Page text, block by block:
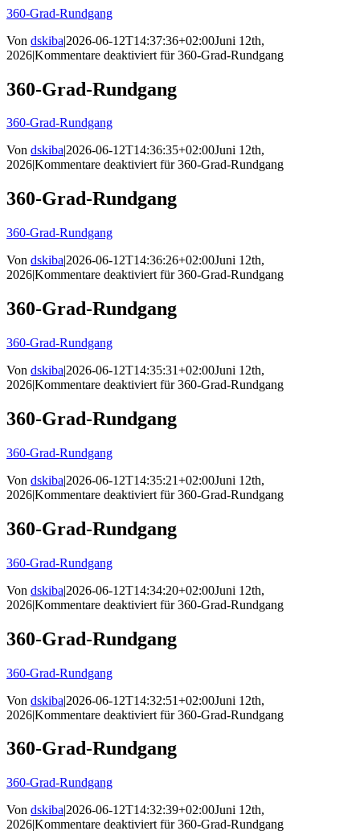
360-Grad-Rundgang
Von dskiba|2026-06-12T14:37:36+02:00Juni 12th,
2026|Kommentare deaktiviert für 360-Grad-Rundgang
360-Grad-Rundgang
360-Grad-Rundgang
Von dskiba|2026-06-12T14:36:35+02:00Juni 12th,
2026|Kommentare deaktiviertfür 360-Grad-Rundgang
360-Grad-Rundgang
360-Grad-Rundgang
Von dskiba|2026-06-12T14:36:26+02:00Juni 12th,
2026|Kommentare deaktiviert für 360-Grad-Rundgang
360-Grad-Rundgang
360-Grad-Rundgang
Von dskiba|2026-06-12T14:35:31+02:00Juni 12th,
2026|Kommentare deaktiviert für 360-Grad-Rundgang
360-Grad-Rundgang
360-Grad-Rundgang
Von dskiba|2026-06-12T14:35:21+02:00Juni 12th,
2026|Kommentare deaktiviert für 360-Grad-Rundgang
360-Grad-Rundgang
360-Grad-Rundgang
Von dskiba|2026-06-12T14:34:20+02:00Juni 12th,
2026|Kommentare deaktiviert für 360-Grad-Rundgang
360-Grad-Rundgang
360-Grad-Rundgang
Von dskiba|2026-06-12T14:32:51+02:00Juni 12th,
2026|Kommentare deaktiviert für 360-Grad-Rundgang
360-Grad-Rundgang
360-Grad-Rundgang
Von dskiba|2026-06-12T14:32:39+02:00Juni 12th,
2026|Kommentare deaktiviert für 360-Grad-Rundgang